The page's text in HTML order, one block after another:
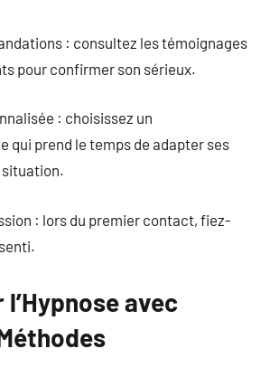
: consultez les témoignages
pour confirmer son sérieux.
: choisissez un
qui prend le temps de adapter ses
situation.
: lors du premier contact, fiez-
avec